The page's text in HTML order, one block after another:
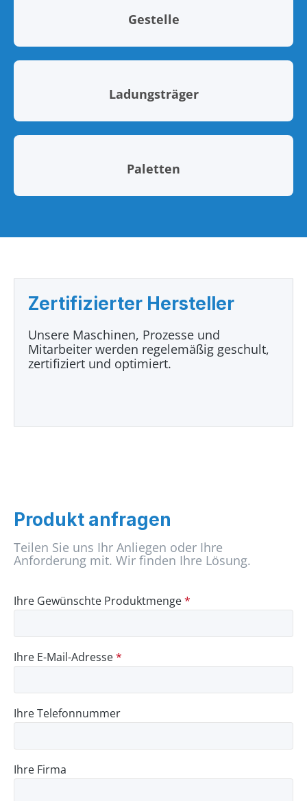
Gestelle
Ladungsträger
Paletten
Zertifizierter Hersteller
Unsere Maschinen, Prozesse und
Mitarbeiter werden regelemäßig geschult,
zertifiziert und optimiert.
Produkt anfragen
Teilen Sie uns Ihr Anliegen oder Ihre
Anforderung mit. Wir finden Ihre Lösung.
Ihre Gewünschte Produktmenge*
Ihre E-Mail-Adresse*
Ihre Telefonnummer
Ihre Firma